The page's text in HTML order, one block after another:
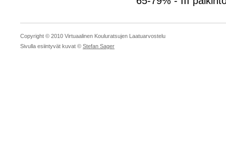
Copyright © 2010 Virtuaalinen Kouluratsujen Laatuarvostelu
Sivulla esiintyvät kuvat © Stefan Sager